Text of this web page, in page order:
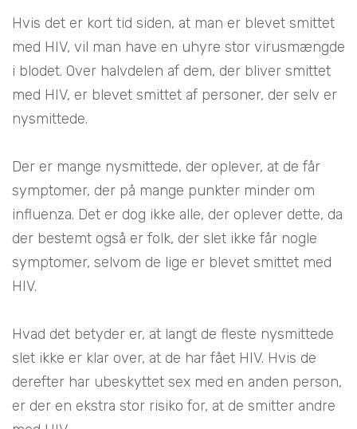
Hvis det er kort tid siden, at man er blevet smittet
med HIV, vil man have en uhyre stor virusmængde
i blodet. Over halvdelen af dem, der bliver smittet
med HIV, er blevet smittet af personer, der selv er
nysmittede.
Der er mange nysmittede, der oplever, at de får
symptomer, der på mange punkter minder om
influenza. Det er dog ikke alle, der oplever dette, da
der bestemt også er folk, der slet ikke får nogle
symptomer, selvom de lige er blevet smittet med
HIV.
Hvad det betyder er, at langt de fleste nysmittede
slet ikke er klar over, at de har fået HIV. Hvis de
derefter har ubeskyttet sex med en anden person,
er der en ekstra stor risiko for, at de smitter andre